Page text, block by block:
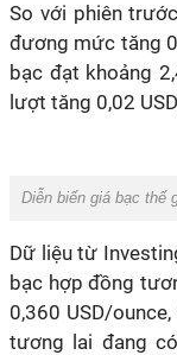
So với phiên
đương mức tăng
bạc đạt khoảng
lượt tăng 0,02
Diễn biến giá bạc thế
Dữ liệu từ
bạc hợp đồng
0,360 USD/
tương lai đang